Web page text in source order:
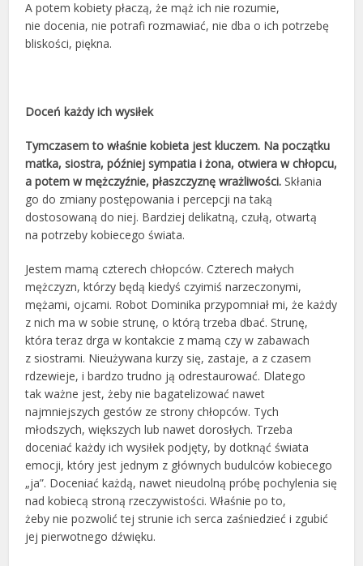
A potem kobiety płaczą, że mąż ich nie rozumie,
nie docenia, nie potrafi rozmawiać, nie dba o ich potrzebę
bliskości, piękna.
Doceń każdy ich wysiłek
Tymczasem to właśnie kobieta jest kluczem. Na początku
matka, siostra, później sympatia i żona, otwiera w chłopcu,
a potem w mężczyźnie, płaszczyznę wrażliwości. Skłania
go do zmiany postępowania i percepcji na taką
dostosowaną do niej. Bardziej delikatną, czułą, otwartą
na potrzeby kobiecego świata.
Jestem mamą czterech chłopców. Czterech małych
mężczyzn, którzy będą kiedyś czyimiś narzeczonymi,
mężami, ojcami. Robot Dominika przypomniał mi, że każdy
z nich ma w sobie strunę, o którą trzeba dbać. Strunę,
która teraz drga w kontakcie z mamą czy w zabawach
z siostrami. Nieużywana kurzy się, zastaje, a z czasem
rdzewieje, i bardzo trudno ją odrestaurować. Dlatego
tak ważne jest, żeby nie bagatelizować nawet
najmniejszych gestów ze strony chłopców. Tych
młodszych, większych lub nawet dorosłych. Trzeba
doceniać każdy ich wysiłek podjęty, by dotknąć świata
emocji, który jest jednym z głównych budulców kobiecego
„ja”. Doceniać każdą, nawet nieudolną próbę pochylenia się
nad kobiecą stroną rzeczywistości. Właśnie po to,
żeby nie pozwolić tej strunie ich serca zaśniedzieć i zgubić
jej pierwotnego dźwięku.